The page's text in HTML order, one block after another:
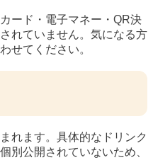
ード・電子マネー・QR決
れていません。気になる方
せてください。
れます。具体的なドリンク
別公開されていないため、